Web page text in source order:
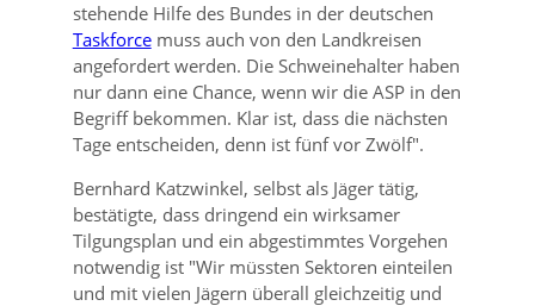
stehende Hilfe des Bundes in der deutschen
Taskforcemuss auch von den Landkreisen
angefordert werden. Die Schweinehalter haben
nur dann eine Chance, wenn wir die ASP in den
Begriff bekommen. Klar ist, dass die nächsten
Tage entscheiden, denn ist fünf vor Zwölf .
Bernhard Katzwinkel, selbst als Jäger tätig,
bestätigte, dass dringend ein wirksamer
Tilgungsplan und ein abgestimmtes Vorgehen
notwendig ist Wir müssten Sektoren einteilen
und mit vielen Jägern überall gleichzeitig und